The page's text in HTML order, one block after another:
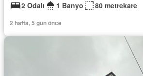
2 Odalı
1 Banyo 80 metrekare
2 hafta, 5 gün önce